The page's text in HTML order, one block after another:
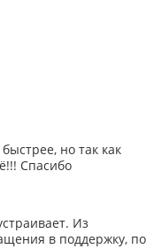
но так как
Спасибо
Из
в поддержку, по